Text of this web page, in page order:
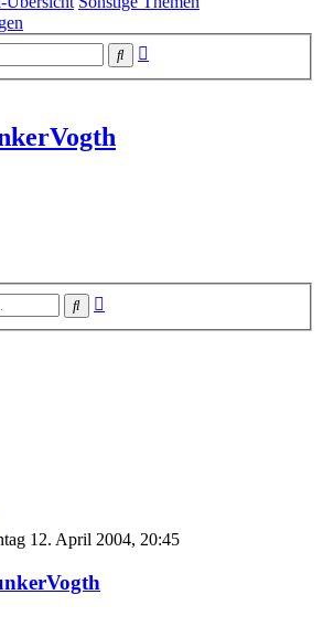
Suche
Suche
12. April 2004, 20:45